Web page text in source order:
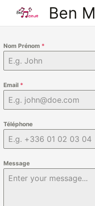
contenu
Ben
Nom Prénom *
Email *
Téléphone
Message